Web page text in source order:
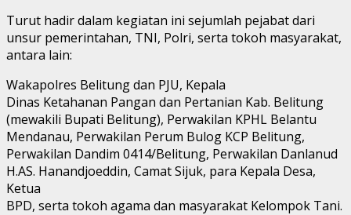
Turut hadir dalam kegiatan ini sejumlah pejabat dari
unsur pemerintahan, TNI, Polri, serta tokoh masyarakat,
antara lain:
Wakapolres Belitung dan PJU, Kepala
Dinas Ketahanan Pangan dan Pertanian Kab. Belitung
(mewakili Bupati Belitung), Perwakilan KPHL Belantu
Mendanau, Perwakilan Perum Bulog KCP Belitung,
Perwakilan Dandim 0414/Belitung, Perwakilan Danlanud
H.AS. Hanandjoeddin, Camat Sijuk, para Kepala Desa,
Ketua
BPD, serta tokoh agama dan masyarakat Kelompok Tani.